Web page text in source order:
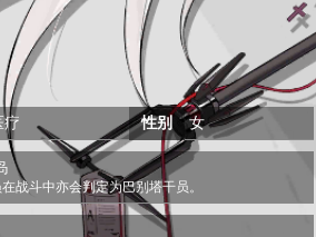
疗 性别 女
战斗中亦会判定为巴别塔干员。